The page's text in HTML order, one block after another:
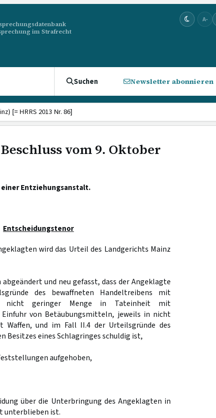
im Strafrecht
A-
Suchen Newsletter abonnieren
[= HRRS 2013 Nr. 86]
Beschluss vom 9. Oktober
Entziehungsanstalt.
Entscheidungstenor
wird das Urteil des Landgerichts Mainz
und neu gefasst, dass der Angeklagte
des bewaffneten Handeltreibens mit
nicht geringer Menge in Tateinheit mit
Einfuhr von Betäubungsmitteln, jeweils in nicht
Waffen, und im Fall II.4 der Urteilsgründe des
Besitzes eines Schlagringes schuldig ist,
aufgehoben,
über die Unterbringung des Angeklagten in
unterblieben ist.